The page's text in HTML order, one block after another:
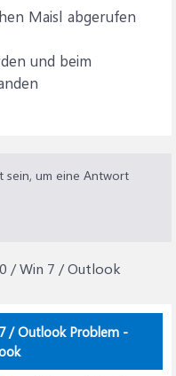
Maisl abgerufen
und beim
sein, um eine Antwort
/ Win 7 / Outlook
/ Outlook Problem -